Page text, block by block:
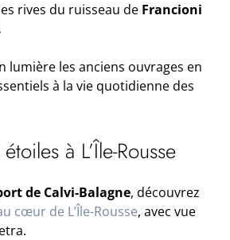
rives du ruisseau de Francioni
lumière les anciens ouvrages en
à la vie quotidienne des
à L’Île-Rousse
de Calvi-Balagne, découvrez
cœur de L’Île-Rousse, avec vue